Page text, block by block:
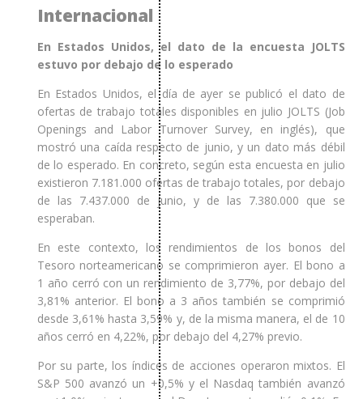
Internacional
En Estados Unidos, el dato de la encuesta JOLTS
estuvo por debajo de lo esperado
En Estados Unidos, el día de ayer se publicó el dato de
ofertas de trabajo totales disponibles en julio JOLTS (Job
Openings and Labor Turnover Survey, en inglés), que
mostró una caída respecto de junio, y un dato más débil
de lo esperado. En concreto, según esta encuesta en julio
existieron 7.181.000 ofertas de trabajo totales, por debajo
de las 7.437.000 de junio, y de las 7.380.000 que se
esperaban.
En este contexto, los rendimientos de los bonos del
Tesoro norteamericano se comprimieron ayer. El bono a
1 año cerró con un rendimiento de 3,77%, por debajo del
3,81% anterior. El bono a 3 años también se comprimió
desde 3,61% hasta 3,59% y, de la misma manera, el de 10
años cerró en 4,22%, por debajo del 4,27% previo.
Por su parte, los índices de acciones operaron mixtos. El
S&P 500 avanzó un +0,5% y el Nasdaq también avanzó